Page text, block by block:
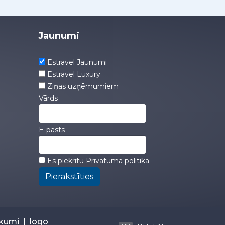
Jaunumi
Estravel Jaunumi
Estravel Luxury
Ziņas uzņēmumiem
Vārds
E-pasts
Es piekrītu Privātuma politika
Pierakstīties
| logo